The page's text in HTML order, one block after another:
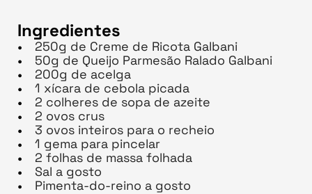
Ingredientes
250g de Creme de Ricota Galbani
50g de Queijo Parmesão Ralado Galbani
200g de acelga
1 xícara de cebola picada
2 colheres de sopa de azeite
2 ovos crus
3 ovos inteiros para o recheio
1 gema para pincelar
2 folhas de massa folhada
Sal a gosto
Pimenta-do-reino a gosto